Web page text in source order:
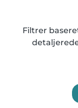
Filtrer